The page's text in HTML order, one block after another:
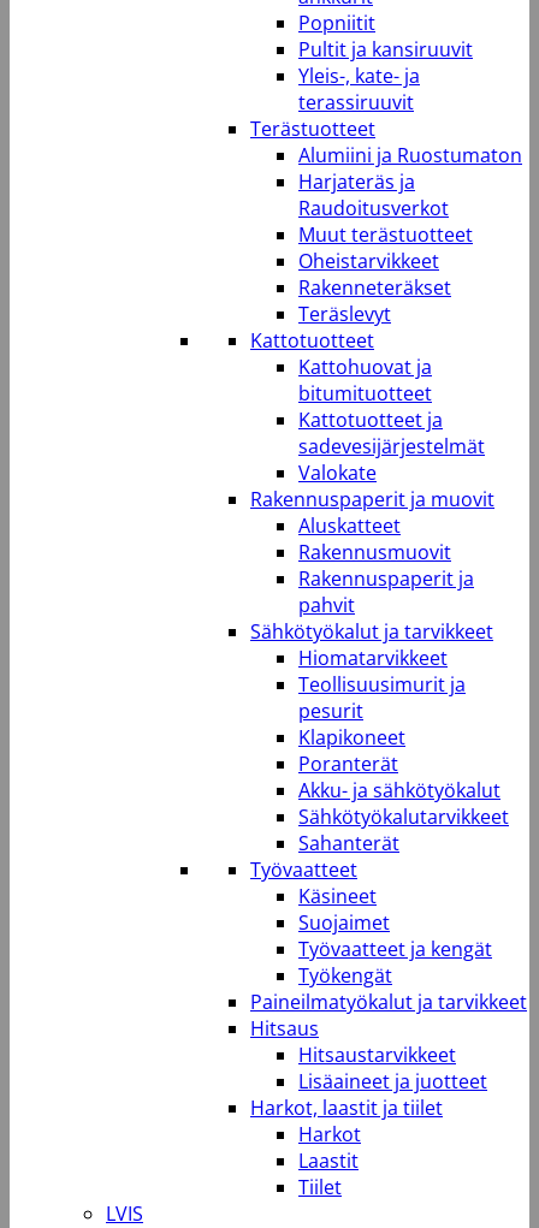
Popniitit
Pultit ja kansiruuvit
Yleis-, kate- ja
terassiruuvit
Terästuotteet
Alumiini ja Ruostumaton
Harjateräs ja
Raudoitusverkot
Muut terästuotteet
Oheistarvikkeet
Rakenneteräkset
Teräslevyt
Kattotuotteet
Kattohuovat ja
bitumituotteet
Kattotuotteet ja
sadevesijärjestelmät
Valokate
Rakennuspaperit ja muovit
Aluskatteet
Rakennusmuovit
Rakennuspaperit ja
pahvit
Sähkötyökalut ja tarvikkeet
Hiomatarvikkeet
Teollisuusimurit ja
pesurit
Klapikoneet
Poranterät
Akku- ja sähkötyökalut
Sähkötyökalutarvikkeet
Sahanterät
Työvaatteet
Käsineet
Suojaimet
Työvaatteet ja kengät
Työkengät
Paineilmatyökalut ja tarvikkeet
Hitsaus
Hitsaustarvikkeet
Lisäaineet ja juotteet
Harkot, laastit ja tiilet
Harkot
Laastit
Tiilet
LVIS